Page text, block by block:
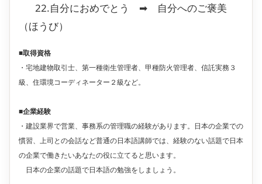
22.自分におめでとう ➡ 自分へのご褒美
（ほうび）
■取得資格
・宅地建物取引士、第一種衛生管理者、甲種防火管理者、信託実務３
級、住環境コーディネーター２級など。
■企業経験
・建設業界で営業、事務系の管理職の経験があります。日本の企業での
慣習、上司との会話など普通の日本語講師では、経験のない話題で日本
の企業で働きたいあなたの役に立てると思います。
日本の企業の話題で日本語の勉強をしましょう。